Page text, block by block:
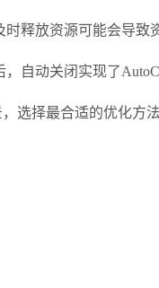
释放资源可能会导致
自动关闭实现了
选择最合适的优化方